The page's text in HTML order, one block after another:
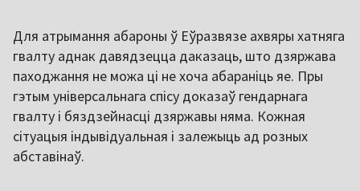
Для атрымання абароны ў Еўразвязе ахвяры хатняга
гвалту аднак давядзецца даказаць, што дзяржава
паходжання не можа ці не хоча абараніць яе. Пры
гэтым універсальнага спісу доказаў гендарнага
гвалту і бяздзейнасці дзяржавы няма. Кожная
сітуацыя індывідуальная і залежыць ад розных
абставінаў.